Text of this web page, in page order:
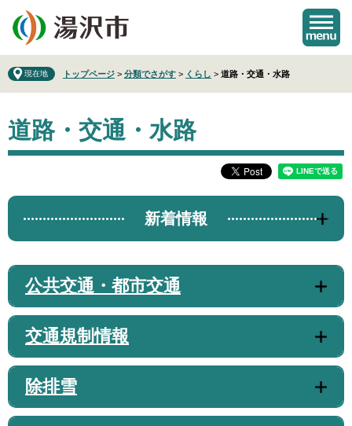
の
先
頭
す
。
ー
を
飛
し
て
本
現在地 トップページ > 分類でさがす > くらし > 道路・交通・水路
文
道路・交通・水路
新着情報
公共交通・都市交通
交通規制情報
除排雪